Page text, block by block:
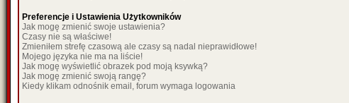
Preferencje i Ustawienia Użytkowników
Jak mogę zmienić swoje ustawienia?
Czasy nie są właściwe!
Zmieniłem strefę czasową ale czasy są nadal nieprawidłowe!
Mojego języka nie ma na liście!
Jak mogę wyświetlić obrazek pod moją ksywką?
Jak mogę zmienić swoją rangę?
Kiedy klikam odnośnik email, forum wymaga logowania